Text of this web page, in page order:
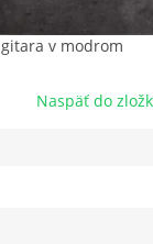
gitara v modrom
Naspäť do